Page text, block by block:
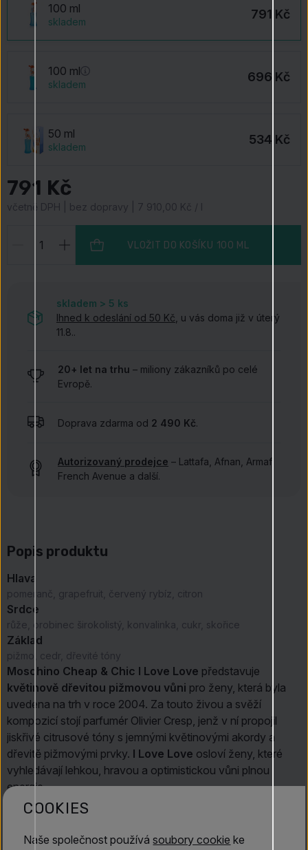
100 ml
skladem 791 Kč
100 ml
skladem 696 Kč
50 ml
skladem 534 Kč
791 Kč
včetně DPH | bez dopravy | 7 910,00 Kč / l
VLOŽIT DO KOŠÍKU 100 ML
skladem > 5 ks
Ihned k odeslání od 50 Kč , u vás doma již v úterý
11.8..
20+ let na trhu – miliony zákazníků po celé
Evropě.
Doprava zdarma od 2 490 Kč.
Autorizovaný prodejce – Lattafa, Afnan, Armaf,
French Avenue a další.
Popis produktu
Hlava
pomeranč, grapefruit, červený rybíz, citron
Srdce
růže, orobinec širokolistý, konvalinka, cukr, skořice
Základ
pižmo, cedr, dřevité tóny
Moschino Cheap & Chic I Love Love představuje
květinově dřevitou pižmovou vůni pro ženy, která byla
uvedena na trh v roce 2004. Za touto živou a svěží
kompozicí stojí parfumér Olivier Cresp, jenž v ní propojil
jiskřivé citrusové tóny s jemnými květinovými akordy a
dřevitě pižmovými prvky. I Love Love osloví ženy, které
vyhledávají lehkou, hravou a optimistickou vůni plnou
energie.
Úvod kompozice patří výrazným
lahodnéhočerveného rybízu. Společně vytvářejí
COOKIES
Naše společnost používásoubory cookie ke